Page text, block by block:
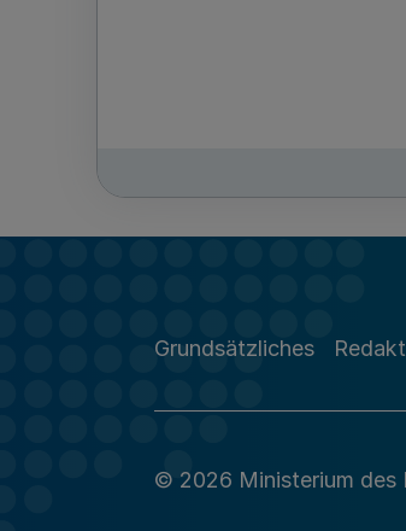
Grundsätzliches
© 2026 Ministerium des